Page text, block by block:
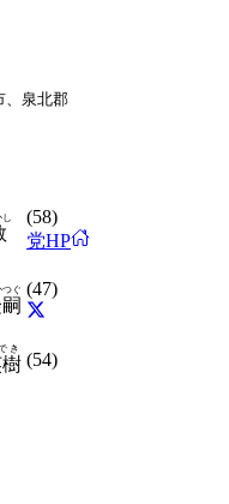
、泉北郡
(58)
党HP
つぐ (47)
き
(54)